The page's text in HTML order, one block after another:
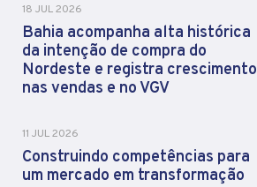
18 JUL 2026
Bahia acompanha alta histórica
da intenção de compra do
Nordeste e registra crescimento
nas vendas e no VGV
11 JUL 2026
Construindo competências para
um mercado em transformação